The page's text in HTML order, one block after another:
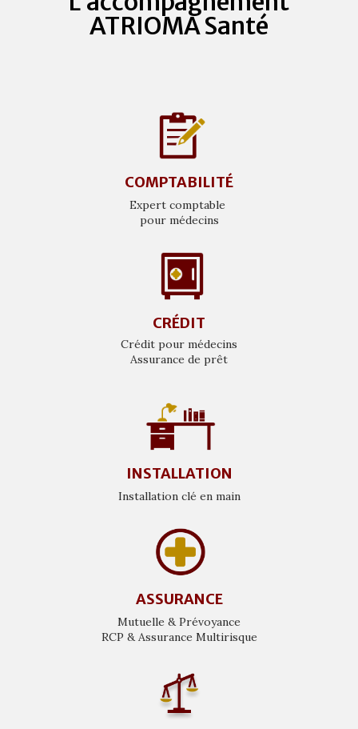
ATRIOMA Santé
COMPTABILITÉ
Expert comptable
pour médecins
CRÉDIT
Crédit pour médecins
Assurance de prêt
INSTALLATION
Installation clé en main
ASSURANCE
Mutuelle & Prévoyance
RCP & Assurance Multirisque